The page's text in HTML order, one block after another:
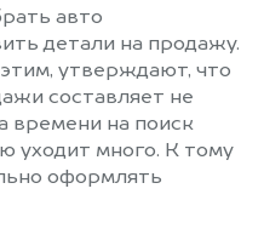
авто
детали на продажу.
утверждают, что
составляет не
времени на поиск
уходит много. К тому
оформлять